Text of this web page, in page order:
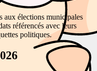
aux élections municipales
référencés avec leurs
politiques.